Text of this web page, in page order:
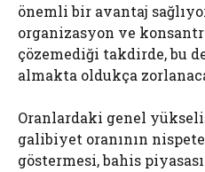
önemli bir avantaj
organizasyon ve
çözemediği takdirde, bu
almakta oldukça
Oranlardaki genel
galibiyet oranının
göstermesi, bahis